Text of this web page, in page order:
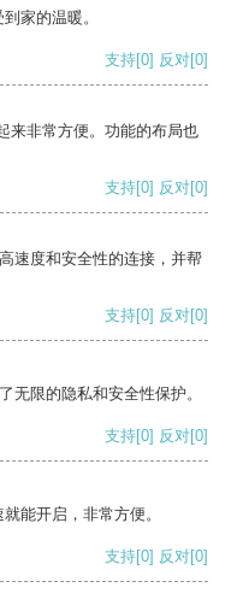
家的温暖。
支持[0] 反对[0]
来非常方便。功能的布局也
支持[0] 反对[0]
速度和安全性的连接，并帮
支持[0] 反对[0]
无限的隐私和安全性保护。
支持[0] 反对[0]
能开启，非常方便。
支持[0] 反对[0]